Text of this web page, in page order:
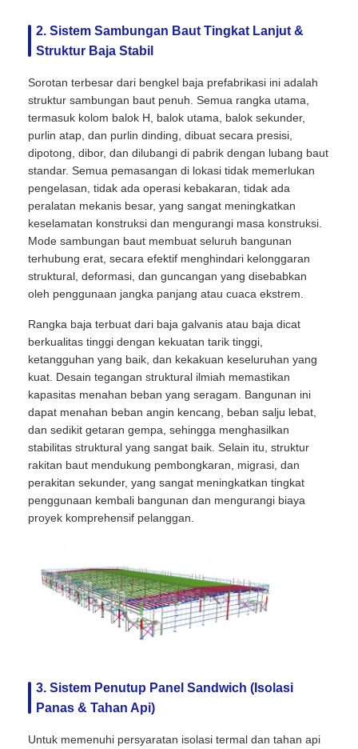
Struktur baja prefabrikasi
Gudang Struktur Baja
Lokakarya Struktur Baja
Bangunan struktur baja
Konstruksi Struktur Baja
Bangunan bingkai baja
Pembuatan struktur baja
Bahan Bangunan Baja
rumah unggas
gudang sapi
Garasi Baja
2. Sistem Sambungan Baut Tingkat Lanjut &
Struktur Baja Stabil
Sorotan terbesar dari bengkel baja prefabrikasi ini adalah
struktur sambungan baut penuh. Semua rangka utama,
termasuk kolom balok H, balok utama, balok sekunder,
purlin atap, dan purlin dinding, dibuat secara presisi,
dipotong, dibor, dan dilubangi di pabrik dengan lubang baut
standar. Semua pemasangan di lokasi tidak memerlukan
pengelasan, tidak ada operasi kebakaran, tidak ada
peralatan mekanis besar, yang sangat meningkatkan
keselamatan konstruksi dan mengurangi masa konstruksi.
Mode sambungan baut membuat seluruh bangunan
terhubung erat, secara efektif menghindari kelonggaran
struktural, deformasi, dan guncangan yang disebabkan
oleh penggunaan jangka panjang atau cuaca ekstrem.
Rangka baja terbuat dari baja galvanis atau baja dicat
berkualitas tinggi dengan kekuatan tarik tinggi,
ketangguhan yang baik, dan kekakuan keseluruhan yang
kuat. Desain tegangan struktural ilmiah memastikan
kapasitas menahan beban yang seragam. Bangunan ini
dapat menahan beban angin kencang, beban salju lebat,
dan sedikit getaran gempa, sehingga menghasilkan
stabilitas struktural yang sangat baik. Selain itu, struktur
rakitan baut mendukung pembongkaran, migrasi, dan
perakitan sekunder, yang sangat meningkatkan tingkat
penggunaan kembali bangunan dan mengurangi biaya
proyek komprehensif pelanggan.
3. Sistem Penutup Panel Sandwich (Isolasi
Panas & Tahan Api)
Untuk memenuhi persyaratan isolasi termal dan tahan api